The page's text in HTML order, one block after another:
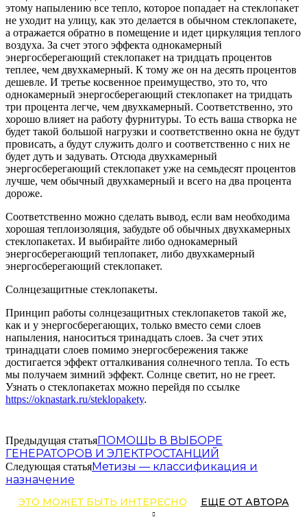
этому напылению все тепло, которое попадает на стеклопакет
не уходит на улицу, как это делается в обычном стеклопакете,
а отражается обратно в помещение и идет циркуляция теплого
воздуха. За счет этого эффекта однокамерный
энергосберегающий стеклопакет на тридцать процентов
теплее, чем двухкамерный. К тому же он на десять процентов
дешевле. И третье косвенное преимущество, это то, что
однокамерный энергосберегающий стеклопакет на тридцать
три процента легче, чем двухкамерный. Соответственно, это
хорошо влияет на работу фурнитуры. То есть ваша створка не
будет такой большой нагрузки и соответственно окна не будут
провисать, а будут служить долго и соответственно с них не
будет дуть и задувать. Отсюда двухкамерный
энергосберегающий стеклопакет уже на семьдесят процентов
лучше, чем обычный двухкамерный и всего на два процента
дороже.
Соответственно можно сделать вывод, если вам необходима
хорошая теплоизоляция, забудьте об обычных двухкамерных
стеклопакетах. И выбирайте либо однокамерный
энергосберегающий теплопакет, либо двухкамерный
энергосберегающий стеклопакет.
Солнцезащитные стеклопакеты.
Принцип работы солнцезащитных стеклопакетов такой же,
как и у энергосберегающих, только вместо семи слоев
напыления, наноситься тринадцать слоев. За счет этих
тринадцати слоев помимо энергосбережения также
достигается эффект отталкивания солнечного тепла. То есть
мы получаем зимний эффект. Солнце светит, но не греет.
Узнать о стеклопакетах можно перейдя по ссылке
https://oknastark.ru/steklopakety.
Предыдущая статьяПОМОЩЬ В ВЫБОРЕ
ГЕНЕРАТОРОВ И ЭЛЕКТРОСТАНЦИЙ
Следующая статьяМетизы — классификация и
назначение
ЭТО МОЖЕТ БЫТЬ ИНТЕРЕСНО ЕЩЕ ОТ АВТОРА